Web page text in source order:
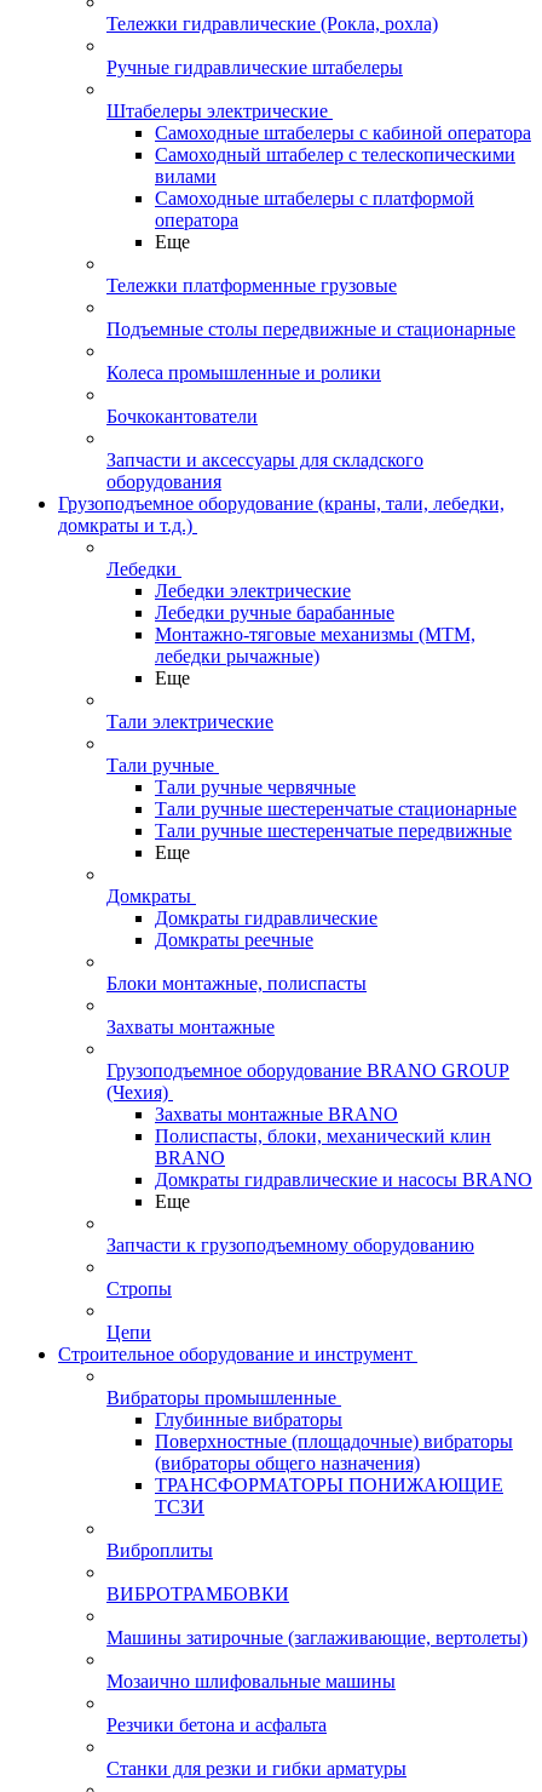
Тележки гидравлические (Рокла, рохла)
Ручные гидравлические штабелеры
Штабелеры электрические
Самоходные штабелеры с кабиной оператора
Самоходный штабелер с телескопическими
вилами
Самоходные штабелеры с платформой
оператора
Еще
Тележки платформенные грузовые
Подъемные столы передвижные и стационарные
Колеса промышленные и ролики
Бочкокантователи
Запчасти и аксессуары для складского
оборудования
Грузоподъемное оборудование (краны, тали, лебедки,
домкраты и т.д.)
Лебедки
Лебедки электрические
Лебедки ручные барабанные
Монтажно-тяговые механизмы (МТМ,
лебедки рычажные)
Еще
Тали электрические
Тали ручные
Тали ручные червячные
Тали ручные шестеренчатые стационарные
Тали ручные шестеренчатые передвижные
Еще
Домкраты
Домкраты гидравлические
Домкраты реечные
Блоки монтажные, полиспасты
Захваты монтажные
Грузоподъемное оборудование BRANO GROUP
(Чехия)
Захваты монтажные BRANO
Полиспасты, блоки, механический клин
BRANO
Домкраты гидравлические и насосы BRANO
Еще
Запчасти к грузоподъемному оборудованию
Стропы
Цепи
Строительное оборудование и инструмент
Вибраторы промышленные
Глубинные вибраторы
Поверхностные (площадочные) вибраторы
(вибраторы общего назначения)
ТРАНСФОРМАТОРЫ ПОНИЖАЮЩИЕ
ТСЗИ
Виброплиты
ВИБРОТРАМБОВКИ
Машины затирочные (заглаживающие, вертолеты)
Мозаично шлифовальные машины
Резчики бетона и асфальта
Станки для резки и гибки арматуры